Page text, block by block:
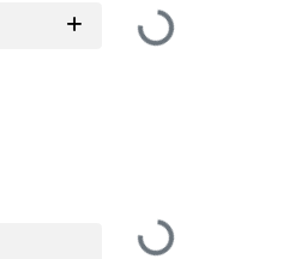
Loading...
Loading...